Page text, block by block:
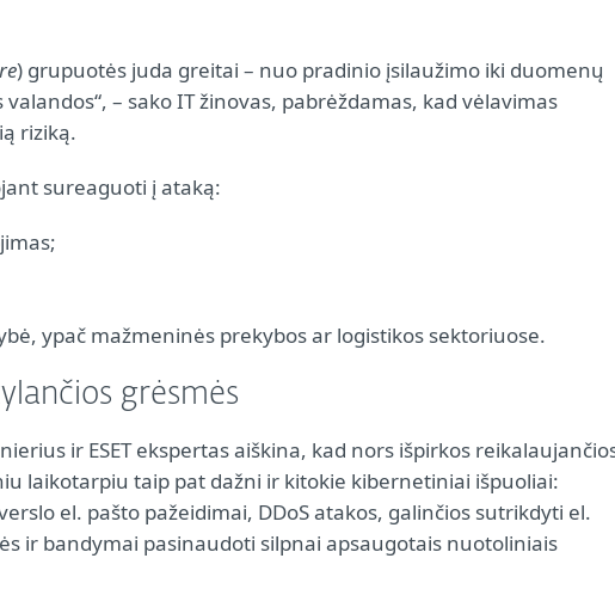
) grupuotės juda greitai – nuo pradinio įsilaužimo iki duomenų
– sako IT žinovas, pabrėždamas, kad vėlavimas
riziką.
sureaguoti į ataką:
ypač mažmeninės prekybos ar logistikos sektoriuose.
grėsmės
ir ESET ekspertas aiškina, kad nors išpirkos
laikotarpiu taip pat dažni ir kitokie kibernetiniai išpuoliai:
el. pašto pažeidimai, DDoS atakos, galinčios sutrikdyti el.
ir bandymai pasinaudoti silpnai apsaugotais nuotoliniais